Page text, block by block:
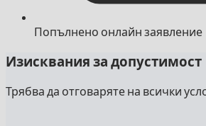
Попълнено онлайн заявление
Изисквания за допустимост
Трябва да отговаряте на всички